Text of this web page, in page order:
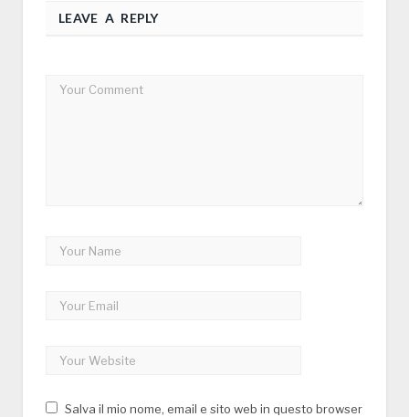
LEAVE A REPLY
Salva il mio nome, email e sito web in questo browser